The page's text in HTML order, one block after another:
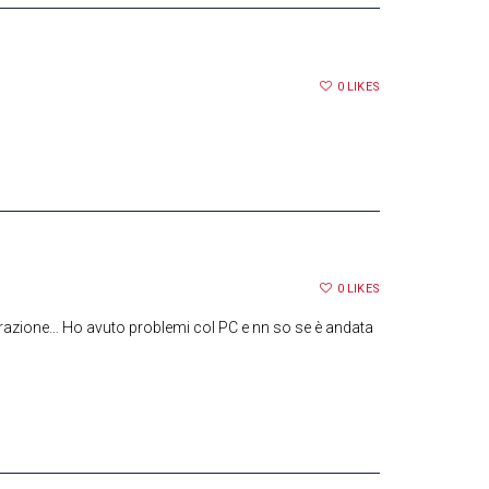
0 LIKES
0 LIKES
Ho avuto problemi col PC e nn so se è andata